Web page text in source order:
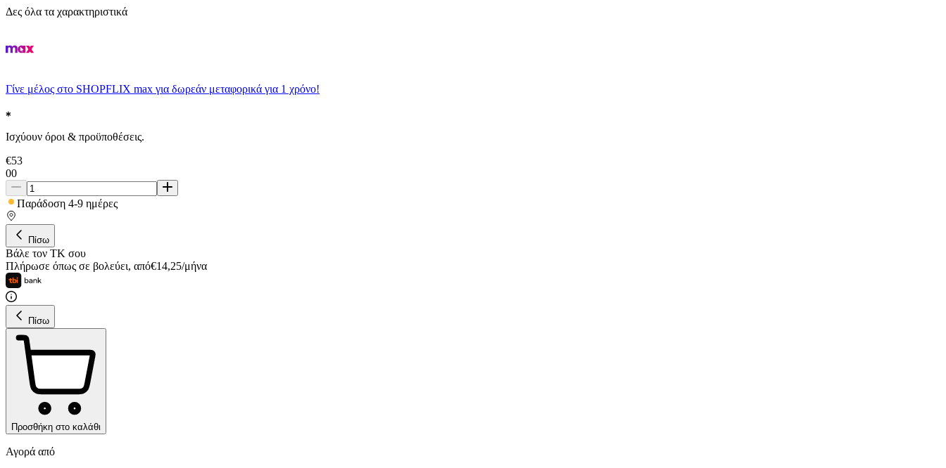
Δες όλα τα χαρακτηριστικά
Γίνε μέλος στο SHOPFLIX max για δωρεάν μεταφορικά για 1 χρόνο!
Ισχύουν όροι & προϋποθέσεις.
€53
00
Παράδοση 4-9 ημέρες
Πίσω
Βάλε τον ΤΚ σου
Πλήρωσε όπως σε βολεύει, από€14,25/μήνα
Πίσω
Προσθήκη στο καλάθι
Αγορά από